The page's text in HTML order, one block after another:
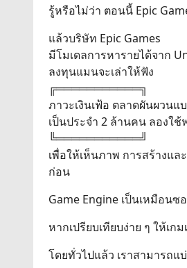
รู้หรือไม่ว่า ตอนนี้ Epic
แล้วบริษัท Epic Games
มีโมเดลการหารายได้จาก
ลงทุนแมนจะเล่าให้ฟัง
╔═══════════╗
ภาวะเงินเฟ้อ ตลาดผันผวน
เป็นประจำ 2 ล้านคน ลองใช้
╚═══════════╝
เพื่อให้เห็นภาพ การสร้างแ
ก่อน
Game Engine เป็นเหมือน
หากเปรียบเทียบง่าย ๆ ให้เ
โดยทั่วไปแล้ว เราสามารถแ